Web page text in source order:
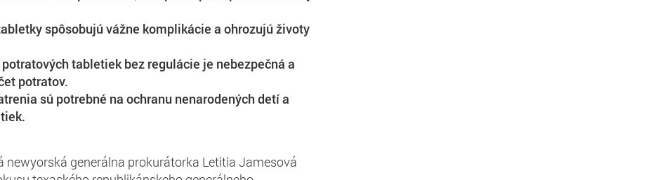
spôsobujú vážne komplikácie a ohrozujú životy
tabletiek bez regulácie je nebezpečná a
potratov.
sú potrebné na ochranu nenarodených detí a
newyorská generálna prokurátorka Letitia Jamesová